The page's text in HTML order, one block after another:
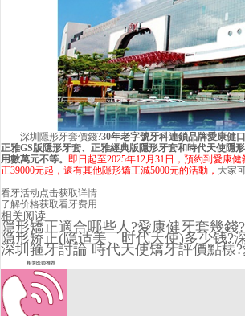
深圳隱形牙套價錢?30年老字號牙科連鎖品牌愛康健
正雅GS版隱形牙套、正雅經典版隱形牙套和時代天使隱
用數萬元不等。 即日起至2025年12月31日，預約到愛康
正39000元起，還有其他隱形矯正減5000元的活動， 大家
看牙活动 点击获取详情
了解价格获取看牙费用
相关阅读
隱形矯正適合哪些人?愛康健牙套幾錢
隐形矫正(隐适美、时代天使)多少钱?
深圳箍牙討論 時代天使矯牙評價點樣
相关医师推荐